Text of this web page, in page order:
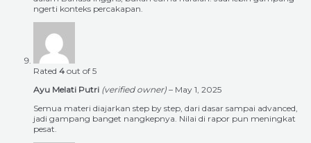
ngerti konteks percakapan.
Rated 4 out of 5
Ayu Melati Putri (verified owner) – May 1, 2025
Semua materi diajarkan step by step, dari dasar sampai advanced,
jadi gampang banget nangkepnya. Nilai di rapor pun meningkat
pesat.